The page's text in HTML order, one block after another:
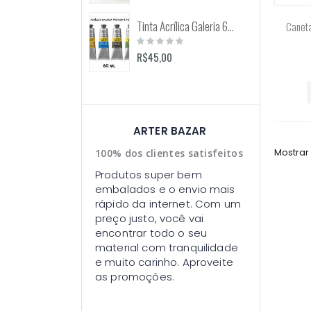
Mostrar
Tinta Acrílica Galeria 60ml (Winsor & Newton)
Rating:
0%
R$45,00
ARTER BAZAR
100% dos clientes satisfeitos
Produtos super bem
embalados e o envio mais
rápido da internet. Com um
preço justo, você vai
encontrar todo o seu
material com tranquilidade
e muito carinho. Aproveite
as promoções.